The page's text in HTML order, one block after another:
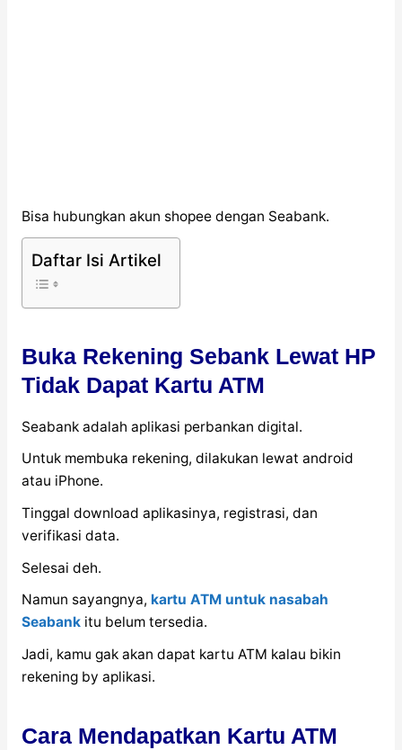
Bisa hubungkan akun shopee dengan Seabank.
Daftar Isi Artikel
Buka Rekening Sebank Lewat HP
Tidak Dapat Kartu ATM
Seabank adalah aplikasi perbankan digital.
Untuk membuka rekening, dilakukan lewat android
atau iPhone.
Tinggal download aplikasinya, registrasi, dan
verifikasi data.
Selesai deh.
Namun sayangnya, kartu ATM untuk nasabah
Seabankitu belum tersedia.
Jadi, kamu gak akan dapat kartu ATM kalau bikin
rekening by aplikasi.
Cara Mendapatkan Kartu ATM